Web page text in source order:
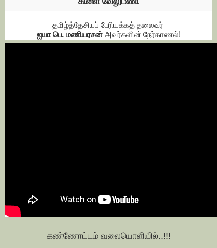
தமிழ்த்தேசியப் பேரியக்கத் தலைவர்
ஐயா பெ. மணியரசன் அவர்களின் நேர்காணல்!
கண்ணோட்டம் வலையொளியில்..!!!